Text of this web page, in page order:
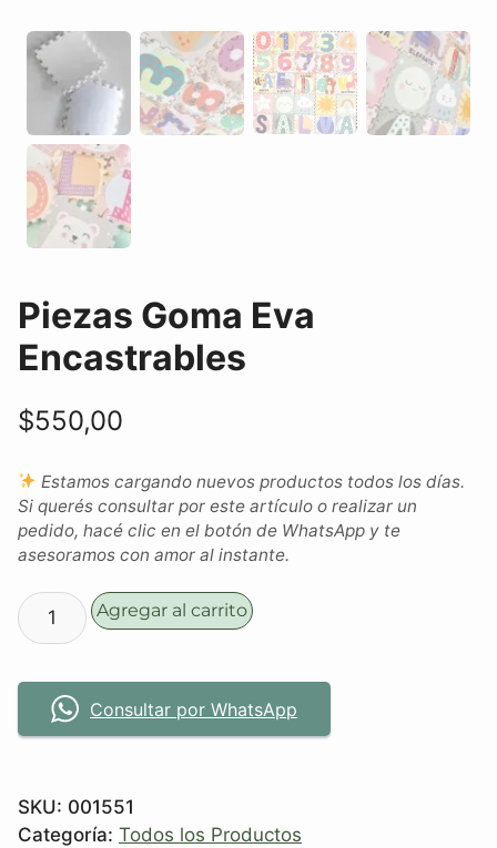
Piezas Goma Eva
Encastrables
$550,00
Estamos cargando nuevos productos todos los días.
Si querés consultar por este artículo o realizar un
pedido, hacé clic en el botón de WhatsApp y te
asesoramos con amor al instante.
Agregar al carrito
Consultar por WhatsApp
SKU: 001551
Categoría: Todos los Productos